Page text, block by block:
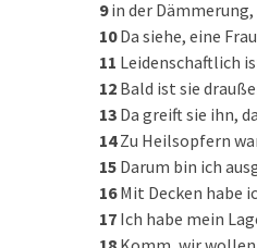
9in der
10Da siehe, eine
11 Leidenschaftlich
12 Bald ist sie
13 Da greift sie ihn,
14Zu Heilsopfern
15 Darum bin ich
16Mit Decken habe
17 Ich habe mein